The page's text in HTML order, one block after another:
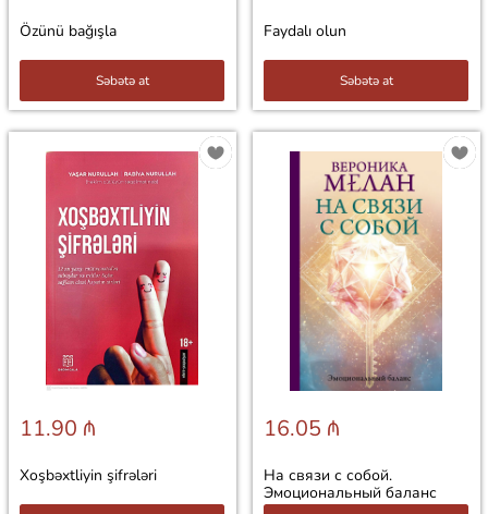
Özünü bağışla
Səbətə at
Faydalı olun
Səbətə at
11.90 ₼
Xoşbəxtliyin şifrələri
16.05 ₼
На связи с собой.
Эмоциональный баланс